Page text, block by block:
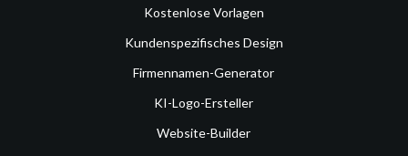
Kostenlose Vorlagen
Kundenspezifisches Design
Firmennamen-Generator
KI-Logo-Ersteller
Website-Builder